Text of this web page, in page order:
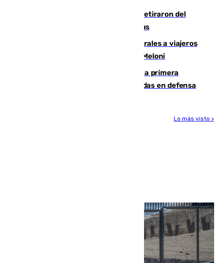
Fernando Calero y Carlos Dotor se retiraron del
encuentro contra el Ceuta con molestias
España restablece controles temporales a viajeros
procedentes de Italia como repuesta a Meloni
El Málaga cae ante el Ceuta y suma la primera
derrota de la pretemporada dejando dudas en defensa
Lo más visto >